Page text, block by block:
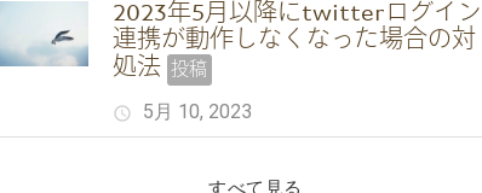
2023年5月以降にtwitterログイン
連携が動作しなくなった場合の対
処法 投稿
schedule 5月 10, 2023
すべて見る